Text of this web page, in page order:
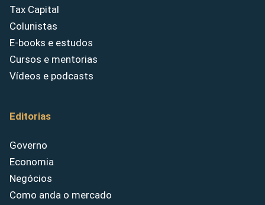
Tax Capital
Colunistas
E-books e estudos
Cursos e mentorias
Vídeos e podcasts
Editorias
Governo
Economia
Negócios
Como anda o mercado